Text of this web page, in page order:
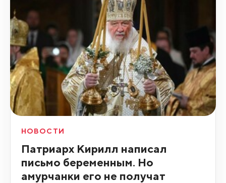
НОВОСТИ
Патриарх Кирилл написал
письмо беременным. Но
амурчанки его не получат